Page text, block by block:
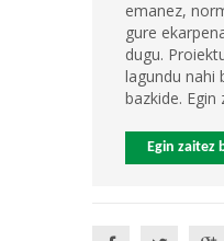
emanez,
gure
dugu.
lagundu nahi
bazkide. Egin
Egin zaitez